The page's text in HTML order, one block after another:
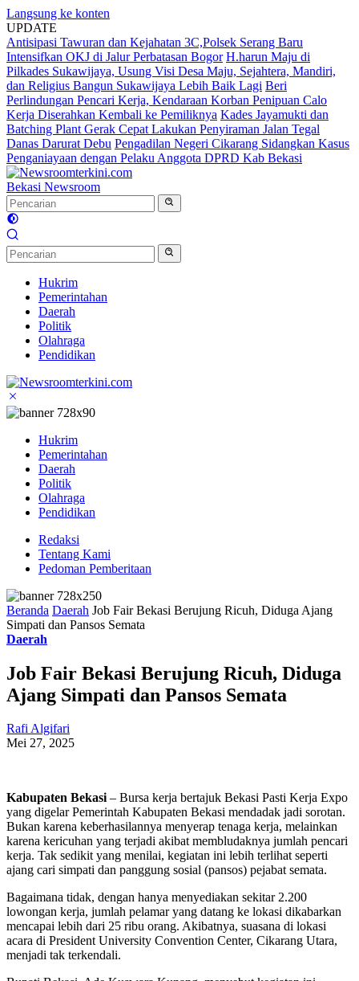
Langsung ke konten
UPDATE
Antisipasi Tawuran dan Kejahatan 3C,Polsek Serang Baru
Intensifkan OKJ di Jalur Perbatasan Bogor H.harun Maju di
Pilkades Sukawijaya, Usung Visi Desa Maju, Sejahtera, Mandiri,
dan Religius Bangun Sukawijaya Lebih Baik Lagi Beri
Perlindungan Pencari Kerja, Kendaraan Korban Penipuan Calo
Kerja Diserahkan Kembali ke Pemiliknya Kades Jayamukti dan
Batching Plant Gerak Cepat Lakukan Penyiraman Jalan Tegal
Danas Darurat Debu Pengadilan Negeri Cikarang Sidangkan Kasus
Penganiayaan dengan Pelaku Anggota DPRD Kab Bekasi
Bekasi Newsroom
Hukrim
Pemerintahan
Daerah
Politik
Olahraga
Pendidikan
Hukrim
Pemerintahan
Daerah
Politik
Olahraga
Pendidikan
Redaksi
Tentang Kami
Pedoman Pemberitaan
Beranda Daerah Job Fair Bekasi Berujung Ricuh, Diduga Ajang
Simpati dan Pansos Semata
Daerah
Job Fair Bekasi Berujung Ricuh, Diduga
Ajang Simpati dan Pansos Semata
Rafi Algifari
Mei 27, 2025
Kabupaten Bekasi– Bursa kerja bertajuk Bekasi Pasti Kerja Expo
yang digelar Pemerintah Kabupaten Bekasi mendadak jadi sorotan.
Bukan karena keberhasilannya menyerap tenaga kerja, melainkan
karena kericuhan yang terjadi akibat membludaknya jumlah pencari
kerja. Tak sedikit yang menilai, kegiatan ini lebih terlihat seperti
ajang cari simpati dan panggung sosial (pansos) pejabat semata.
Bagaimana tidak, dengan hanya menyediakan sekitar 2.200
lowongan kerja, jumlah pelamar yang datang ke lokasi dikabarkan
mencapai lebih dari 25 ribu orang. Akibatnya, suasana di lokasi
acara di President University Convention Center, Cikarang Utara,
menjadi tak terkendali.